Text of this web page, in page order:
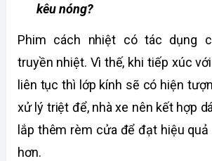
kêu nóng?
Phim cách nhiệt có tác dụng
truyền nhiệt. Vì thế, khi tiếp xúc
liên tục thì lớp kính sẽ có hiện
xử lý triệt để, nhà xe nên kết hợp
lắp thêm rèm cửa để đạt hiệu
hơn.